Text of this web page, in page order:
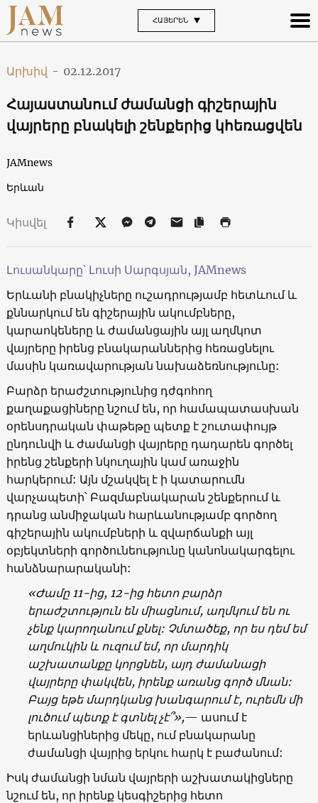
ՀԱՅԵՐԵՆ
Արխիվ - 02.12.2017
Հայաստանում ժամանցի գիշերային
վայրերը բնակելի շենքերից կհեռացվեն
JAMnews
Երևան
Կիսվել
Լուսանկարը՝ Լուսի Սարգսյան, JAMnews
Երևանի բնակիչները ուշադրությամբ հետևում և
քննարկում են գիշերային ակումբները,
կարաոկեները և ժամանցային այլ աղմկոտ
վայրերը իրենց բնակարաններից հեռացնելու
մասին կառավարության նախաձեռնությունը:
Բարձր երաժշտությունից դժգոհող
քաղաքացիները նշում են, որ համապատասխան
օրենսդրական փաթեթը պետք է շուտափույթ
ընդունվի և ժամանցի վայրերը դադարեն գործել
իրենց շենքերի նկուղային կամ առաջին
հարկերում: Այն մշակվել է ի կատարումն
վարչապետի՝ Բազմաբնակարան շենքերում և
դրանց անմիջական հարևանությամբ գործող
գիշերային ակումբների և զվարճանքի այլ
օբյեկտների գործունեությունը կանոնակարգելու
հանձնարարականի:
«Ժամը11-ից, 12-ից հետո բարձր
երաժշտություն են միացնում, աղմկում են ու
չենք կարողանում քնել: Չմտածեք, որ ես դեմ եմ
աղմուկին և ուզում եմ, որ մարդիկ
աշխատանքը կորցնեն, այդ ժամանացի
վայրերը փակվեն, իրենք առանց գործ մնան:
Բայց եթե մարդկանց խանգարում է, ուրեմն մի
լուծում պետք է գտնել չէ՞»,— ասում է
երևանցիներից մեկը, ում բնակարանը
ժամանցի վայրից երկու հարկ է բաժանում:
Իսկ ժամանցի նման վայրերի աշխատակիցները
նշում են, որ իրենք կեսգիշերից հետո